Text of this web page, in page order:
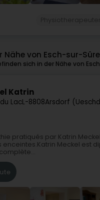
Nähe von Esch-sur-Sûre
sich in der Nähe von
Katrin
LacL-8808Arsdorf
pratiqués par Katrin
Meckel est